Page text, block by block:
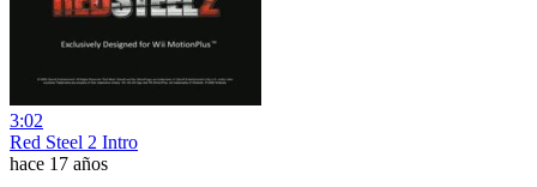
3:02
Red Steel 2 Intro
hace 17 años